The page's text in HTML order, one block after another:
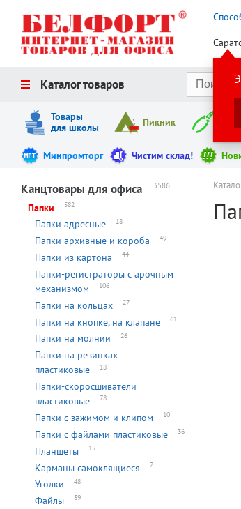
Каталог товаров
Товары
для школы
Пикник
Минпромторг Чистим склад!
Канцтовары для офиса 3586
Папки 582
Папки адресные 18
Папки архивные и короба 49
Папки из картона 44
Папки-регистраторы с арочным
механизмом
106
Папки на кольцах 27
Папки на кнопке, на клапане 61
Папки на молнии 26
Папки на резинках
пластиковые
18
Папки-скоросшиватели
пластиковые
78
Папки с зажимом и клипом 10
Папки с файлами пластиковые 36
Планшеты 15
Карманы самоклящиеся 7
Уголки 48
Файлы 39